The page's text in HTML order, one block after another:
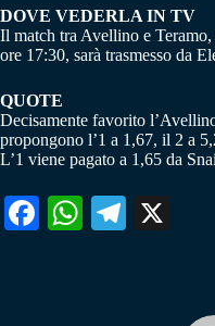
DOVE VEDERLA IN TV
Il match tra Avellino e
ore 17:30, sarà trasmesso da
QUOTE
Decisamente favorito
propongono l’1 a 1,67, il 2 a
L’1 viene pagato a 1,65 da
Fa W
Te